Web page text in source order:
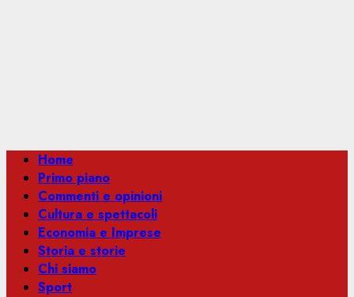
Menu
principale
Home
Primo piano
Commenti e opinioni
Cultura e spettacoli
Economia e Imprese
Storia e storie
Chi siamo
Sport